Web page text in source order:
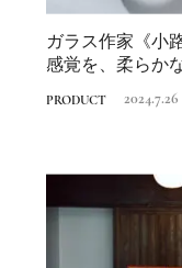
ガラス作家《小
感覚を、柔らか
PRODUCT 2024.7.26